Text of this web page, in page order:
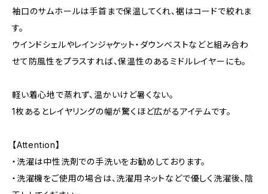
袖口のサムホールは手首まで保温してくれ、裾はコードで絞れま
す。
ウインドシェルやレインジャケット・ダウンベストなどと組み合わ
せて防風性をプラスすれば、保温性のあるミドルレイヤーにも。
軽い着心地で蒸れず、温かいけど暑くない。
1枚あるとレイヤリングの幅が驚くほど広がるアイテムです。
【Attention】
・洗濯は中性洗剤での手洗いをお勧めしております。
・洗濯機をご使用の場合は、洗濯用ネットなどで優しく洗濯後、陰